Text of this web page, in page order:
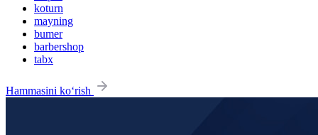
koturn
mayning
bumer
barbershop
tabx
Hammasini ko‘rish